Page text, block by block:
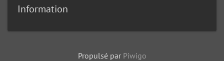
Information
Propulsé par Piwigo